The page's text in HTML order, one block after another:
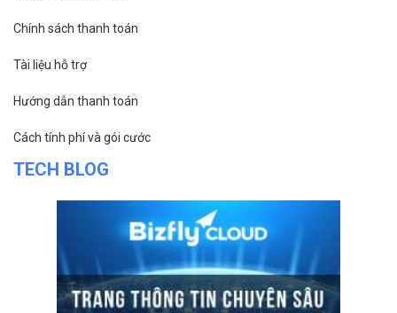
Chính sách thanh toán
Tài liệu hỗ trợ
Hướng dẫn thanh toán
Cách tính phí và gói cước
TECH BLOG